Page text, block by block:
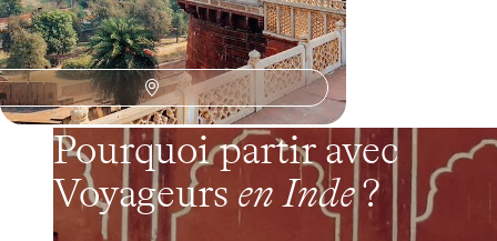
Pourquoi partir avec
Voyageurs en Inde?